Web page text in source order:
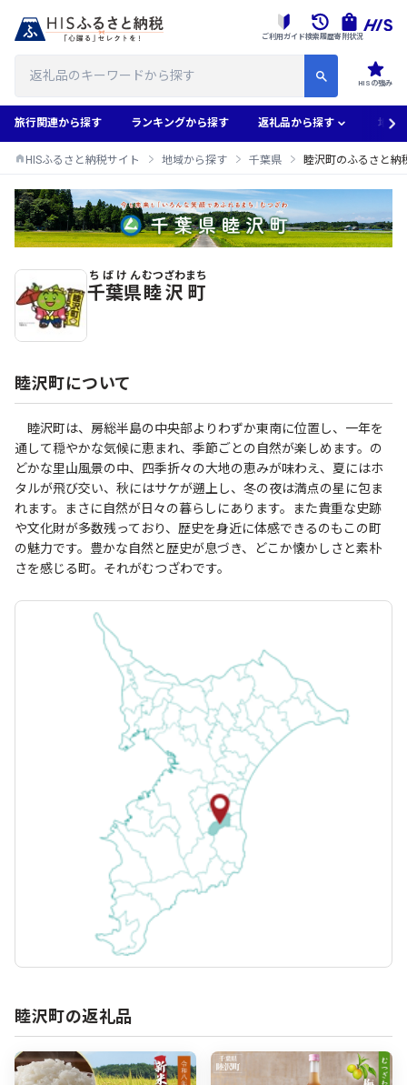
HISの強み
ご利用ガイド検索履歴寄附状況
旅行関連から探す ランキングから探す 返礼品から探す 地域
HISふるさと納税サイト 地域から探す 千葉県 睦沢町のふるさと納
睦沢町のふるさと納税返礼品一覧
千葉県
ちばけん
睦沢町
むつざわまち
睦沢町について
睦沢町は、房総半島の中央部よりわずか東南に位置し、一年を
通して穏やかな気候に恵まれ、季節ごとの自然が楽しめます。の
どかな里山風景の中、四季折々の大地の恵みが味わえ、夏にはホ
タルが飛び交い、秋にはサケが遡上し、冬の夜は満点の星に包ま
れます。まさに自然が日々の暮らしにあります。また貴重な史跡
や文化財が多数残っており、歴史を身近に体感できるのもこの町
の魅力です。豊かな自然と歴史が息づき、どこか懐かしさと素朴
さを感じる町。それがむつざわです。
睦沢町の返礼品